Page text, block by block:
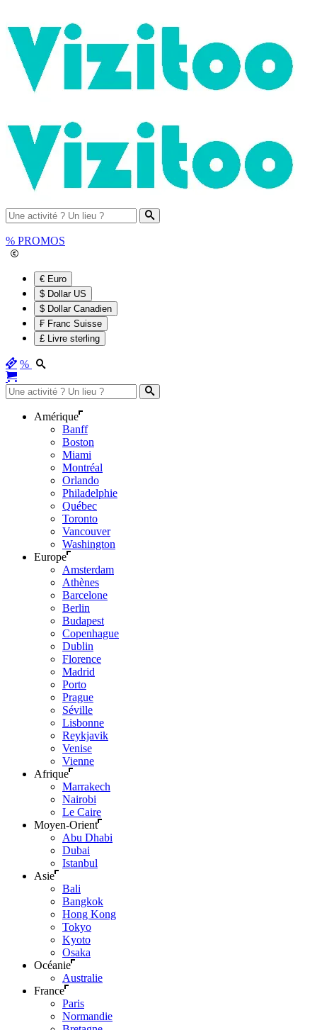
% PROMOS
€ Euro
$ Dollar US
$ Dollar Canadien
₣ Franc Suisse
£ Livre sterling
%
Amérique
Banff
Boston
Miami
Montréal
Orlando
Philadelphie
Québec
Toronto
Vancouver
Washington
Europe
Amsterdam
Athènes
Barcelone
Berlin
Budapest
Copenhague
Dublin
Florence
Madrid
Porto
Prague
Séville
Lisbonne
Reykjavik
Venise
Vienne
Afrique
Marrakech
Nairobi
Le Caire
Moyen-Orient
Abu Dhabi
Dubai
Istanbul
Asie
Bali
Bangkok
Hong Kong
Tokyo
Kyoto
Osaka
Océanie
Australie
France
Paris
Normandie